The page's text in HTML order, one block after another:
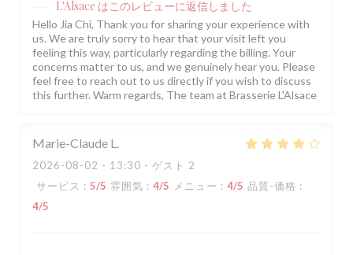
L'Alsace はこのレビューに返信しました
Hello Jia Chi, Thank you for sharing your experience with
us. We are truly sorry to hear that your visit left you
feeling this way, particularly regarding the billing. Your
concerns matter to us, and we genuinely hear you. Please
feel free to reach out to us directly if you wish to discuss
this further. Warm regards, The team at Brasserie L'Alsace
Marie-Claude L
2026-08-02 - 13:30 - ゲスト 2
サービス : 5/5 雰囲気 : 4/5 メニュー : 4/5 品質-価格 :
4/5